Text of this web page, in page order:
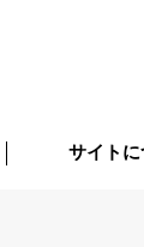
サイト